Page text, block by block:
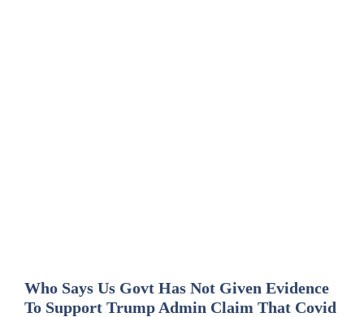
Who Says Us Govt Has Not Given Evidence
To Support Trump Admin Claim That Covid